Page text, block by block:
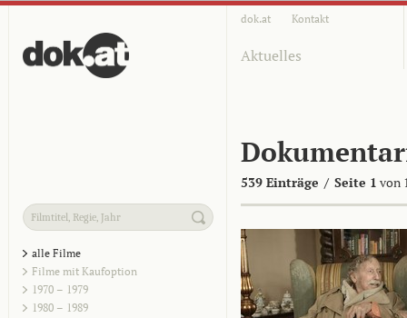
dok.at Kontakt
Aktuelles
539 Einträge / Seite 1 von
alle Filme
Filme mit Kaufoption
1970 – 1979
1980 – 1989